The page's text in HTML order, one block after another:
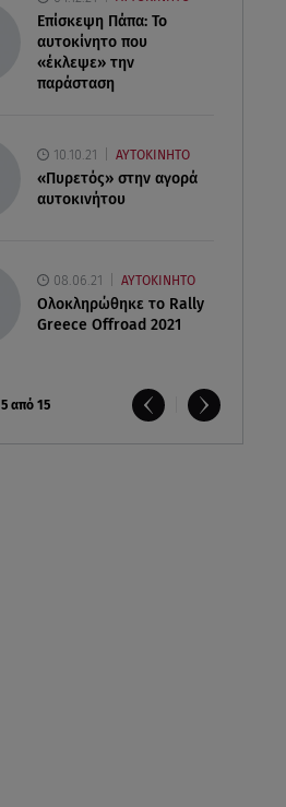
Επίσκεψη Πάπα: Το
αυτοκίνητο που
«έκλεψε» την
παράσταση
10.10.21 ΑΥΤΟΚΙΝΗΤΟ
«Πυρετός» στην αγορά
αυτοκινήτου
08.06.21 ΑΥΤΟΚΙΝΗΤΟ
Ολοκληρώθηκε το Rally
Greece Offroad 2021
5 από 15